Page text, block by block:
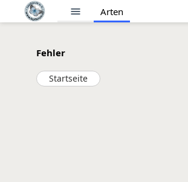
menu Arten
Fehler
Startseite